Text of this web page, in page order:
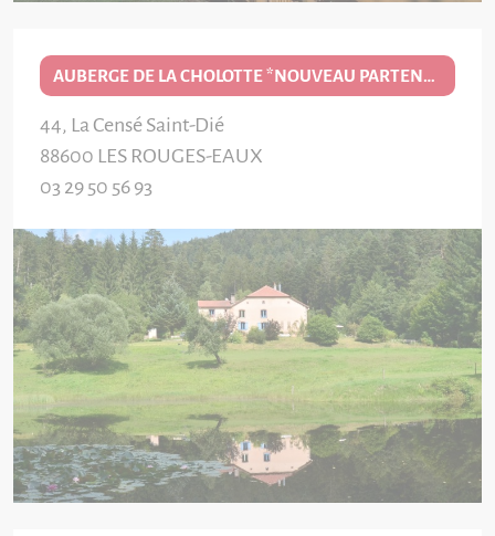
AUBERGE DE LA CHOLOTTE *NOUVEAU PARTENAIRE EDITION 2026/27*
44, La Censé Saint-Dié
88600 LES ROUGES-EAUX
03 29 50 56 93